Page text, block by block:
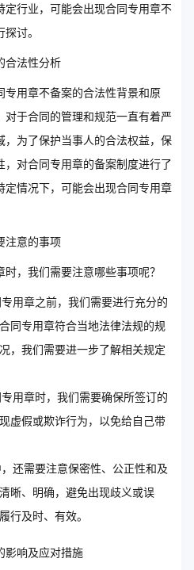
行业，可能会出现合同专用章不
讨。
合法性分析
用章不备案的合法性背景和原
对于合同的管理和规范一直有着严
为了保护当事人的合法权益，保
对合同专用章的备案制度进行了
情况下，可能会出现合同专用章
注意的事项
，我们需要注意哪些事项呢？
用章之前，我们需要进行充分的
同专用章符合当地法律法规的规
，我们需要进一步了解相关规定
用章时，我们需要确保所签订的
虚假或欺诈行为，以免给自己带
还需要注意保密性、公正性和及
晰、明确，避免出现歧义或误
行及时、有效。
影响及应对措施